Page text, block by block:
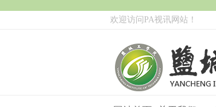
欢迎访问PA视讯网站！